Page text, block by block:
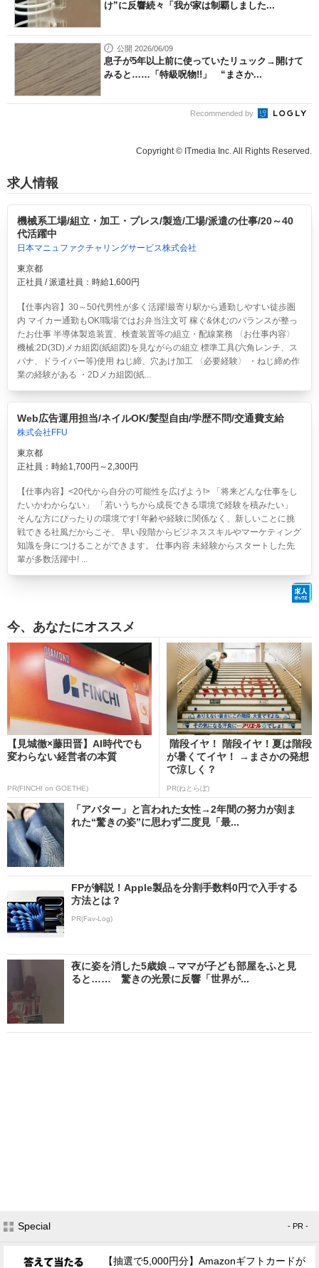
け”に反響続々「我が家は制覇しました...
公開 2026/06/09
息子が5年以上前に使っていたリュック→開けて
みると……「特級呪物!!」 “まさか...
Recommended by
Copyright © ITmedia Inc. All Rights Reserved.
求人情報
機械系工場/組立・加工・プレス/製造/工場/派遣の仕事/20～40
代活躍中
日本マニュファクチャリングサービス株式会社
東京都
正社員 / 派遣社員：時給1,600円
【仕事内容】30～50代男性が多く活躍!最寄り駅から通勤しやすい徒歩圏
内 マイカー通勤もOK!職場ではお弁当注文可 稼ぐ&休むのバランスが整っ
たお仕事 半導体製造装置、検査装置等の組立・配線業務 〈お仕事内容〉
機械:2D(3D)メカ組図(紙組図)を見ながらの組立 標準工具(六角レンチ、ス
パナ、ドライバー等)使用 ねじ締、穴あけ加工 〈必要経験〉 ・ねじ締め作
業の経験がある ・2Dメカ組図(紙...
Web広告運用担当/ネイルOK/髪型自由/学歴不問/交通費支給
株式会社FFU
東京都
正社員：時給1,700円～2,300円
【仕事内容】<20代から自分の可能性を広げよう!> 「将来どんな仕事をし
たいかわからない」 「若いうちから成長できる環境で経験を積みたい」
そんな方にぴったりの環境です! 年齢や経験に関係なく、新しいことに挑
戦できる社風だからこそ、 早い段階からビジネススキルやマーケティング
知識を身につけることができます。 仕事内容 未経験からスタートした先
輩が多数活躍中! ...
今、あなたにオススメ
【見城徹×藤田晋】AI時代でも
変わらない経営者の本質
PR(FINCHI on GOETHE)
階段イヤ！ 階段イヤ！夏は階段
が暑くてイヤ！ →まさかの発想
で涼しく？
PR(ねとらぼ)
「アバター」と言われた女性→2年間の努力が刻ま
れた“驚きの姿”に思わず二度見「最...
FPが解説！Apple製品を分割手数料0円で入手する
方法とは？
PR(Fav-Log)
夜に姿を消した5歳娘→ママが子ども部屋をふと見
ると…… 驚きの光景に反響「世界が...
Special - PR -
【抽選で5,000円分】Amazonギフトカードが